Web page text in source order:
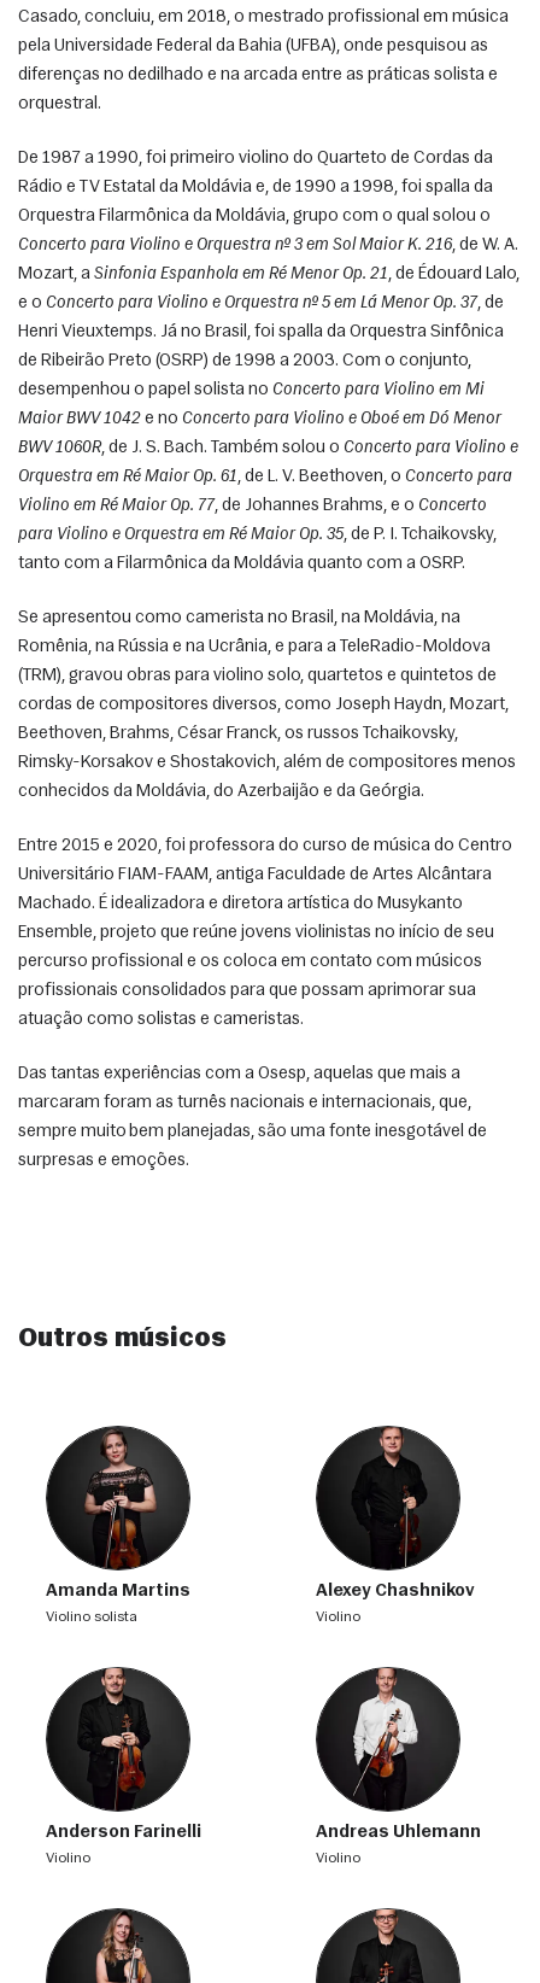
Casado, concluiu, em 2018, o mestrado profissional em música
pela Universidade Federal da Bahia (UFBA), onde pesquisou as
diferenças no dedilhado e na arcada entre as práticas solista e
orquestral.
De 1987 a 1990, foi primeiro violino do Quarteto de Cordas da
Rádio e TV Estatal da Moldávia e, de 1990 a 1998, foi spalla da
Concerto para Violino e Orquestra nº 3 em Sol Maior K. 216, de W. A.
Mozart, a Sinfonia Espanhola em Ré Menor Op. 21, de Édouard Lalo,
e o Concerto para Violino e Orquestra nº 5 em Lá Menor Op. 37, de
Henri Vieuxtemps. Já no Brasil, foi spalla da Orquestra Sinfônica
de Ribeirão Preto (OSRP) de 1998 a 2003. Com o conjunto,
desempenhou o papel solista no Concerto para Violino em Mi
Maior BWV 1042 e no Concerto para Violino e Oboé em Dó Menor
BWV 1060R, de J. S. Bach. Também solou o Concerto para Violino e
Orquestra em Ré Maior Op. 61, de L. V. Beethoven, o Concerto para
Violino em Ré Maior Op. 77, de Johannes Brahms, e o Concerto
para Violino e Orquestra em Ré Maior Op. 35, de P. I. Tchaikovsky,
tanto com a Filarmônica da Moldávia quanto com a OSRP.
Se apresentou como camerista no Brasil, na Moldávia, na
Romênia, na Rússia e na Ucrânia, e para a TeleRadio-Moldova
(TRM), gravou obras para violino solo, quartetos e quintetos de
cordas de compositores diversos, como Joseph Haydn, Mozart,
Beethoven, Brahms, César Franck, os russos Tchaikovsky,
Rimsky-Korsakov e Shostakovich, além de compositores menos
conhecidos da Moldávia, do Azerbaijão e da Geórgia.
Entre 2015 e 2020, foi professora do curso de música do Centro
Universitário FIAM-FAAM, antiga Faculdade de Artes Alcântara
Machado. É idealizadora e diretora artística do Musykanto
Ensemble, projeto que reúne jovens violinistas no início de seu
percurso profissional e os coloca em contato com músicos
profissionais consolidados para que possam aprimorar sua
atuação como solistas e cameristas.
Das tantas experiências com a Osesp, aquelas que mais a
marcaram foram as turnês nacionais e internacionais, que,
sempre muito bem planejadas, são uma fonte inesgotável de
surpresas e emoções.
Outros músicos
Amanda Martins
violino solista
Alexey Chashnikov
violino
Anderson Farinelli
violino
Andreas Uhlemann
violino